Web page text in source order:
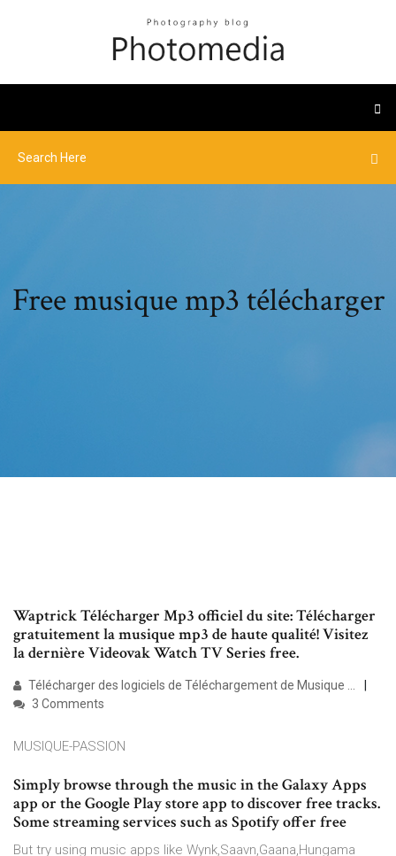
Free musique mp3 télécharger
Waptrick Télécharger Mp3 officiel du site: Télécharger
gratuitement la musique mp3 de haute qualité! Visitez
la dernière Videovak Watch TV Series free.
Télécharger des logiciels de Téléchargement de Musique ...
3 Comments
MUSIQUE-PASSION
Simply browse through the music in the Galaxy Apps
app or the Google Play store app to discover free tracks.
Some streaming services such as Spotify offer free
But try using music apps like Wynk,Saavn,Gaana,Hungama